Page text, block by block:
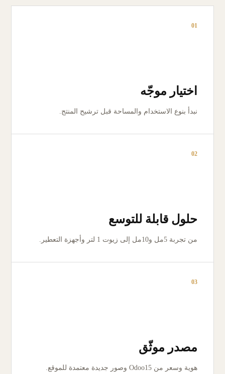
01
اختيار موجّه
نبدأ بنوع الاستخدام والمساحة قبل ترشيح المنتج.
02
حلول قابلة للتوسع
من تجربة 5مل و10مل إلى زيوت 1 لتر وأجهزة التعطير.
03
مصدر موثّق
هوية وسعر من Odoo15 وصور جديدة معتمدة للموقع.